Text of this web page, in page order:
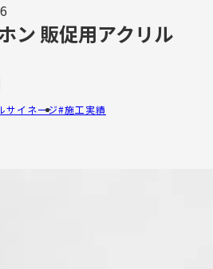
ン 販促用アクリル
サイネージ 施工実績